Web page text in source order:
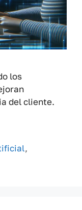
los
del cliente.
,